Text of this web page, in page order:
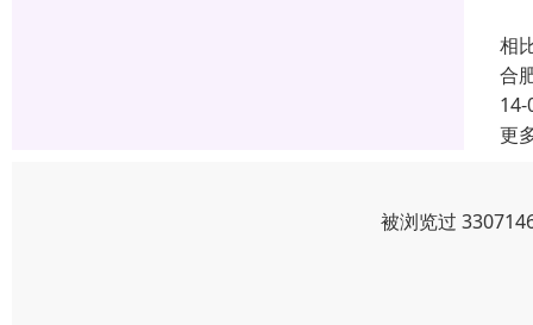
相
合
14-
更
被浏览过